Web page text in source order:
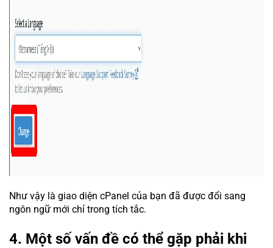
Như vậy là giao diện cPanel của bạn đã được đổi sang
ngôn ngữ mới chỉ trong tích tắc.
4. Một số vấn đề có thể gặp phải khi